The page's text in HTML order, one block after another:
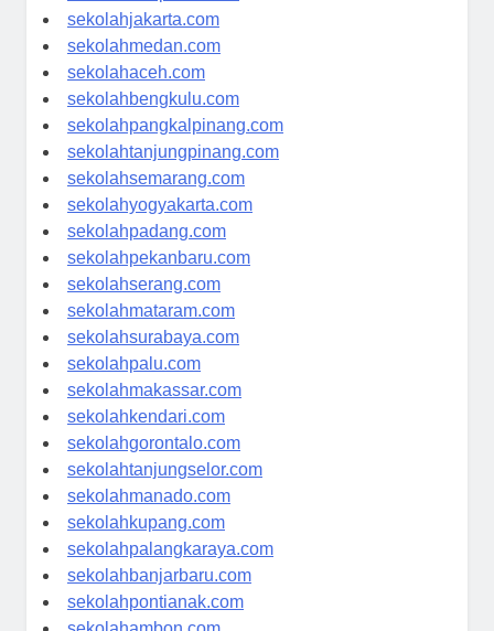
sekolahdenpasar.com
sekolahjakarta.com
sekolahmedan.com
sekolahaceh.com
sekolahbengkulu.com
sekolahpangkalpinang.com
sekolahtanjungpinang.com
sekolahsemarang.com
sekolahyogyakarta.com
sekolahpadang.com
sekolahpekanbaru.com
sekolahserang.com
sekolahmataram.com
sekolahsurabaya.com
sekolahpalu.com
sekolahmakassar.com
sekolahkendari.com
sekolahgorontalo.com
sekolahtanjungselor.com
sekolahmanado.com
sekolahkupang.com
sekolahpalangkaraya.com
sekolahbanjarbaru.com
sekolahpontianak.com